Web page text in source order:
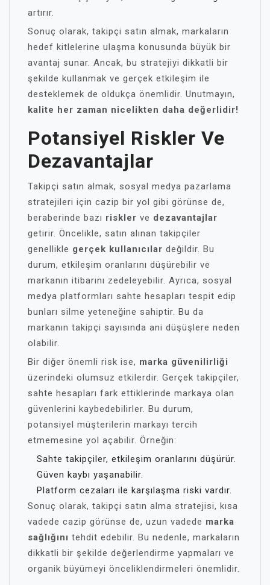
artırır.
Sonuç olarak, takipçi satın almak, markaların
hedef kitlelerine ulaşma konusunda büyük bir
avantaj sunar. Ancak, bu stratejiyi dikkatli bir
şekilde kullanmak ve gerçek etkileşim ile
desteklemek de oldukça önemlidir. Unutmayın,
kalite her zaman nicelikten daha değerlidir!
Potansiyel Riskler Ve
Dezavantajlar
Takipçi satın almak, sosyal medya pazarlama
stratejileri için cazip bir yol gibi görünse de,
beraberinde bazı riskler ve dezavantajlar
getirir. Öncelikle, satın alınan takipçiler
genellikle gerçek kullanıcılar değildir. Bu
durum, etkileşim oranlarını düşürebilir ve
markanın itibarını zedeleyebilir. Ayrıca, sosyal
medya platformları sahte hesapları tespit edip
bunları silme yeteneğine sahiptir. Bu da
markanın takipçi sayısında ani düşüşlere neden
olabilir.
Bir diğer önemli risk ise, marka güvenilirliği
üzerindeki olumsuz etkilerdir. Gerçek takipçiler,
sahte hesapları fark ettiklerinde markaya olan
güvenlerini kaybedebilirler. Bu durum,
potansiyel müşterilerin markayı tercih
etmemesine yol açabilir. Örneğin:
Sahte takipçiler, etkileşim oranlarını düşürür.
Güven kaybı yaşanabilir.
Platform cezaları ile karşılaşma riski vardır.
Sonuç olarak, takipçi satın alma stratejisi, kısa
vadede cazip görünse de, uzun vadede marka
sağlığını tehdit edebilir. Bu nedenle, markaların
dikkatli bir şekilde değerlendirme yapmaları ve
organik büyümeyi önceliklendirmeleri önemlidir.